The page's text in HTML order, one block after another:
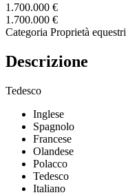
1.700.000 €
1.700.000 €
Categoria Proprietà equestri
Descrizione
Tedesco
Inglese
Spagnolo
Francese
Olandese
Polacco
Tedesco
Italiano